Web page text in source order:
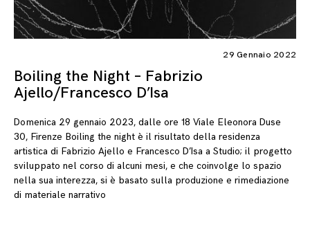
29 Gennaio 2022
Boiling the Night – Fabrizio
Ajello/Francesco D’Isa
Domenica 29 gennaio 2023, dalle ore 18 Viale Eleonora Duse
30, Firenze Boiling the night è il risultato della residenza
artistica di Fabrizio Ajello e Francesco D’Isa a Studio; il progetto
sviluppato nel corso di alcuni mesi, e che coinvolge lo spazio
nella sua interezza, si è basato sulla produzione e rimediazione
di materiale narrativo